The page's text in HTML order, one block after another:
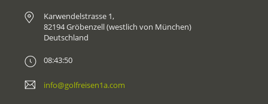
Karwendelstrasse 1,
82194 Gröbenzell (westlich von München)
Deutschland
08:43:50
info@golfreisen1a.com